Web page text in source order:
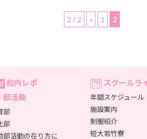
2 / 2 « 1 2
校内レポ
部活動
部
部
部活動の在り方に
スクールラ
年間スケジュール
施設案内
制服紹介
短大若竹寮